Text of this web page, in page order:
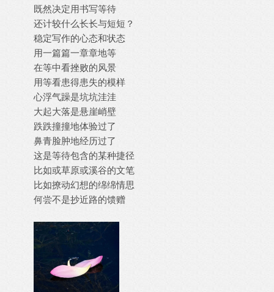
既然决定用书写等待
还计较什么长长与短短？
稳定写作的心态和状态
用一篇篇一章章地等
在等中看挫败的风景
用等看患得患失的模样
心浮气躁是坑坑洼洼
大起大落是悬崖峭壁
跌跌撞撞地体验过了
鼻青脸肿地经历过了
这是等待包含的某种捷径
比如或草原或溪谷的文笔
比如撩动幻想的绵绵情思
何尝不是抄近路的馈赠